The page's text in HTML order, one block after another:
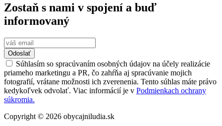
Zostaň s nami v spojení a buď
informovaný
Odoslať
Súhlasím so spracúvaním osobných údajov na účely realizácie
priameho marketingu a PR, čo zahŕňa aj spracúvanie mojich
fotografií, vrátane možnosti ich zverenenia. Tento súhlas máte právo
kedykoľvek odvolať. Viac informácií je v Podmienkach ochrany
súkromia.
Copyright © 2026 obycajniludia.sk